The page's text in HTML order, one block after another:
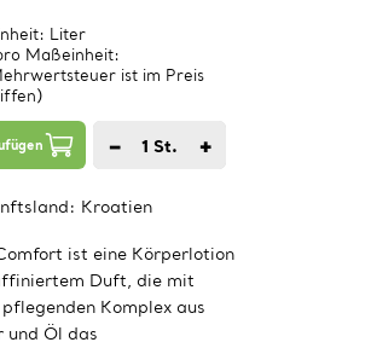
Liter
Maßeinheit:
ist im Preis
− 1 St. +
Kroatien
ist eine Körperlotion
Duft, die mit
Komplex aus
und Öl das